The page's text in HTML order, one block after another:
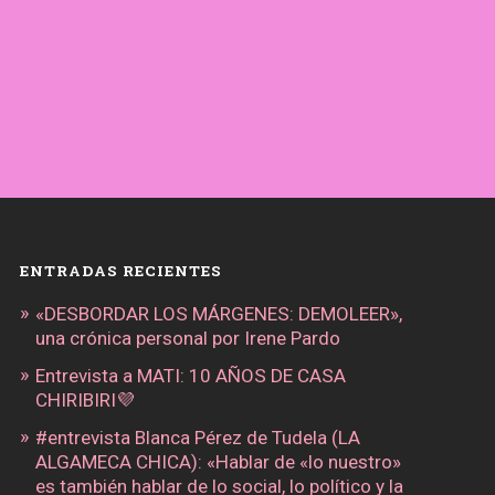
ENTRADAS RECIENTES
«DESBORDAR LOS MÁRGENES: DEMOLEER»,
una crónica personal por Irene Pardo
Entrevista a MATI: 10 AÑOS DE CASA
CHIRIBIRI💜
#entrevista Blanca Pérez de Tudela (LA
ALGAMECA CHICA): «Hablar de «lo nuestro»
es también hablar de lo social, lo político y la